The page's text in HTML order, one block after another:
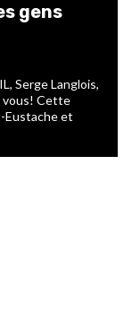
gens
Serge Langlois,
vous! Cette
Eustache et